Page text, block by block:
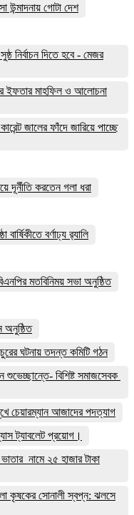
গোটা দেশ
নির্বাচন দিতে হবে - মেজর
ইফতার মাহফিল ও আলোচনা
জালের ফাঁদে জারিয়ে পাচ্ছে
দূর্নীতি করতেন গলা ধরা
বার্ষিকীতে বর্ণাঢ্য র‌্যালি
মতবিনিময় সভা অনুষ্ঠিত
অনুষ্ঠিত
ঘটনায় তদন্ত কমিটি গঠন
শুভেচ্ছান্তে- বিশিষ্ট সমাজসেবক
চেয়ারম্যান আজাদের পদত্যাগ
ট্যাবলেট প্রয়োগ।
নামে ২৫ হাজার টাকা
কৃষকের সোনালী স্বপ্ন: ঝলসে